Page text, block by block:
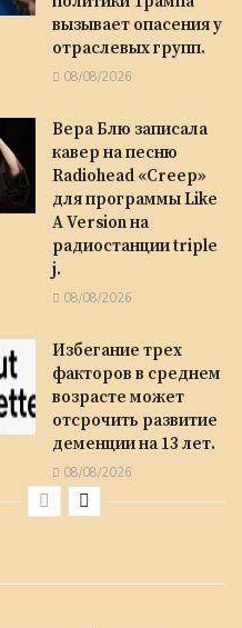
вызывает опасения у
отраслевых групп.
08/08/2026
Вера Блю записала
кавер на песню
Radiohead «Creep»
для программы Like
A Version на
радиостанции triple
j.
08/08/2026
Избегание трех
факторов в среднем
возрасте может
отсрочить развитие
деменции на 13 лет.
08/08/2026